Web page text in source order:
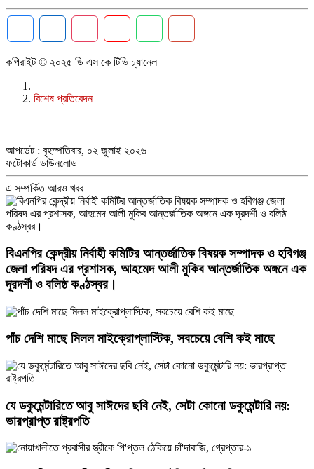
কপিরাইট © ২০২৫ ডি এস কে টিভি চ্যানেল
বিশেষ প্রতিবেদন
আপডেট : বৃহস্পতিবার, ০২ জুলাই ২০২৬
ফটোকার্ড ডাউনলোড
এ সম্পর্কিত আরও খবর
বিএনপির কেন্দ্রীয় নির্বাহী কমিটির আন্তর্জাতিক বিষয়ক সম্পাদক ও হবিগঞ্জ
জেলা পরিষদ এর প্রশাসক, ​আহমেদ আলী মুকিব আন্তর্জাতিক অঙ্গনে এক
দূরদর্শী ও বলিষ্ঠ কণ্ঠস্বর।
পাঁচ দেশি মাছে মিলল মাইক্রোপ্লাস্টিক, সবচেয়ে বেশি কই মাছে
যে ডকুমেন্টারিতে আবু সাঈদের ছবি নেই, সেটা কোনো ডকুমেন্টারি নয়:
ভারপ্রাপ্ত রাষ্ট্রপতি